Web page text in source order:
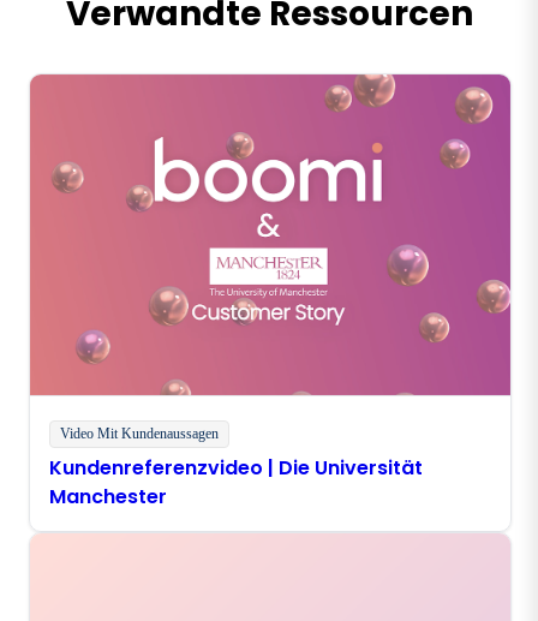
Verwandte Ressourcen
Video Mit Kundenaussagen
Kundenreferenzvideo | Die Universität
Manchester